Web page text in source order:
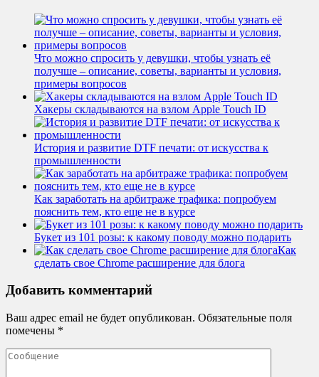
Что можно спросить у девушки, чтобы узнать её
получше – описание, советы, варианты и условия,
примеры вопросов
Хакеры складываются на взлом Apple Touch ID
История и развитие DTF печати: от искусства к
промышленности
Как заработать на арбитраже трафика: попробуем
пояснить тем, кто еще не в курсе
Букет из 101 розы: к какому поводу можно подарить
Как
сделать свое Chrome расширение для блога
Добавить комментарий
Ваш адрес email не будет опубликован. Обязательные поля
помечены *